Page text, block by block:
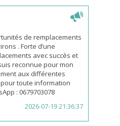
de remplacements
. Forte d’une
avec succès et
reconnue pour mon
aux différentes
pour toute information
: 0679703078
2026-07-19 21:36:37